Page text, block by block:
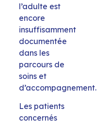
l’adulte est
encore
insuffisamment
documentée
dans les
parcours de
soins et
d’accompagnement.
Les patients
concernés